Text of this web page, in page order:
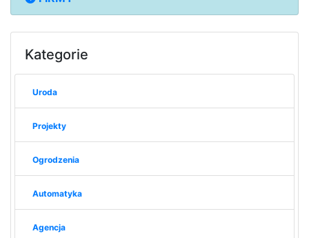
Kategorie
Uroda
Projekty
Ogrodzenia
Automatyka
Agencja